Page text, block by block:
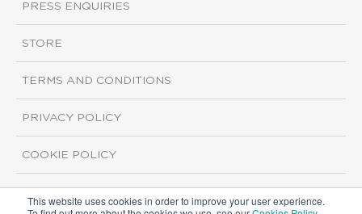
This website uses cookies in order to improve your user experience.
PRESS ENQUIRIES
STORE
TERMS AND CONDITIONS
PRIVACY POLICY
COOKIE POLICY
Copyright ©2026 ISI Markets. All rights reserved.